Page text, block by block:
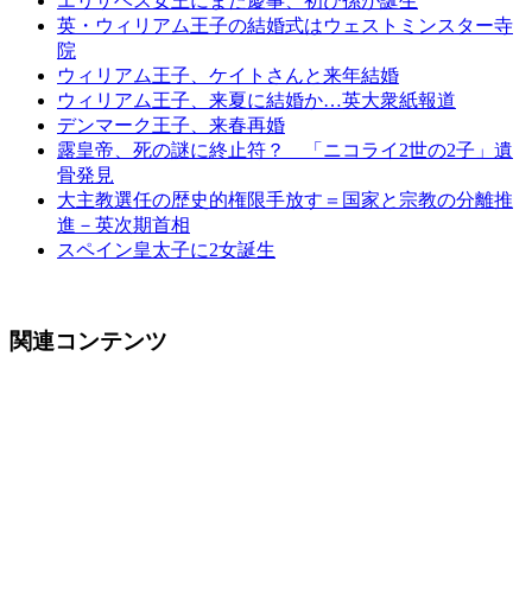
英・ウィリアム王子の結婚式はウェストミンスター寺
院
ウィリアム王子、ケイトさんと来年結婚
ウィリアム王子、来夏に結婚か…英大衆紙報道
デンマーク王子、来春再婚
露皇帝、死の謎に終止符？ 「ニコライ2世の2子」遺
骨発見
大主教選任の歴史的権限手放す＝国家と宗教の分離推
進－英次期首相
スペイン皇太子に2女誕生
関連コンテンツ